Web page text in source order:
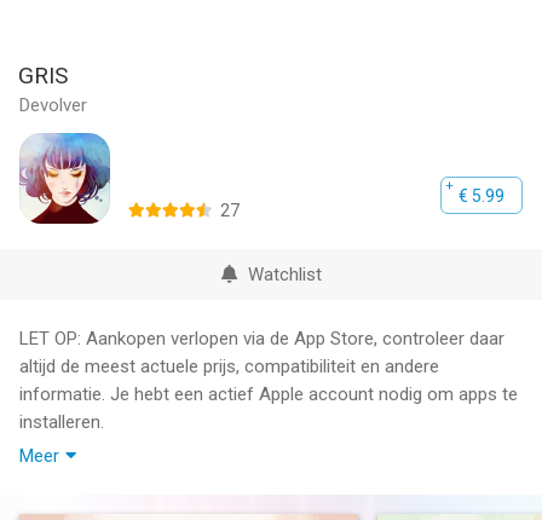
GRIS
Devolver
€ 5.99
27
Watchlist
LET OP: Aankopen verlopen via de App Store, controleer daar
altijd de meest actuele prijs, compatibiliteit en andere
informatie. Je hebt een actief Apple account nodig om apps te
installeren.
Meer